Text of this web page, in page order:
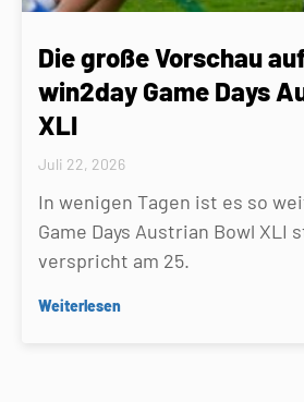
Die große Vorschau
win2day Game Days
XLI
Juli 22, 2026
In wenigen Tagen ist es so
Game Days Austrian Bowl XLI
verspricht am 25.
Weiterlesen